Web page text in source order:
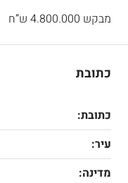
מבקש 4.800.000 ש”ח
כתובת
כתובת:
עיר:
מדינה: